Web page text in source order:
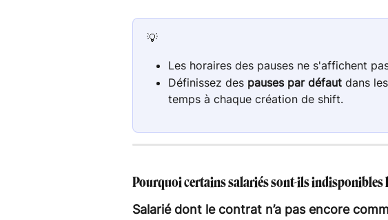
💡
Les horaires des pauses ne s'affichent
Définissez des pauses par défaut dans
temps à chaque création de shift.
Pourquoi certains salariés sont-ils indisponibles
Salarié dont le contrat n’a pas encore